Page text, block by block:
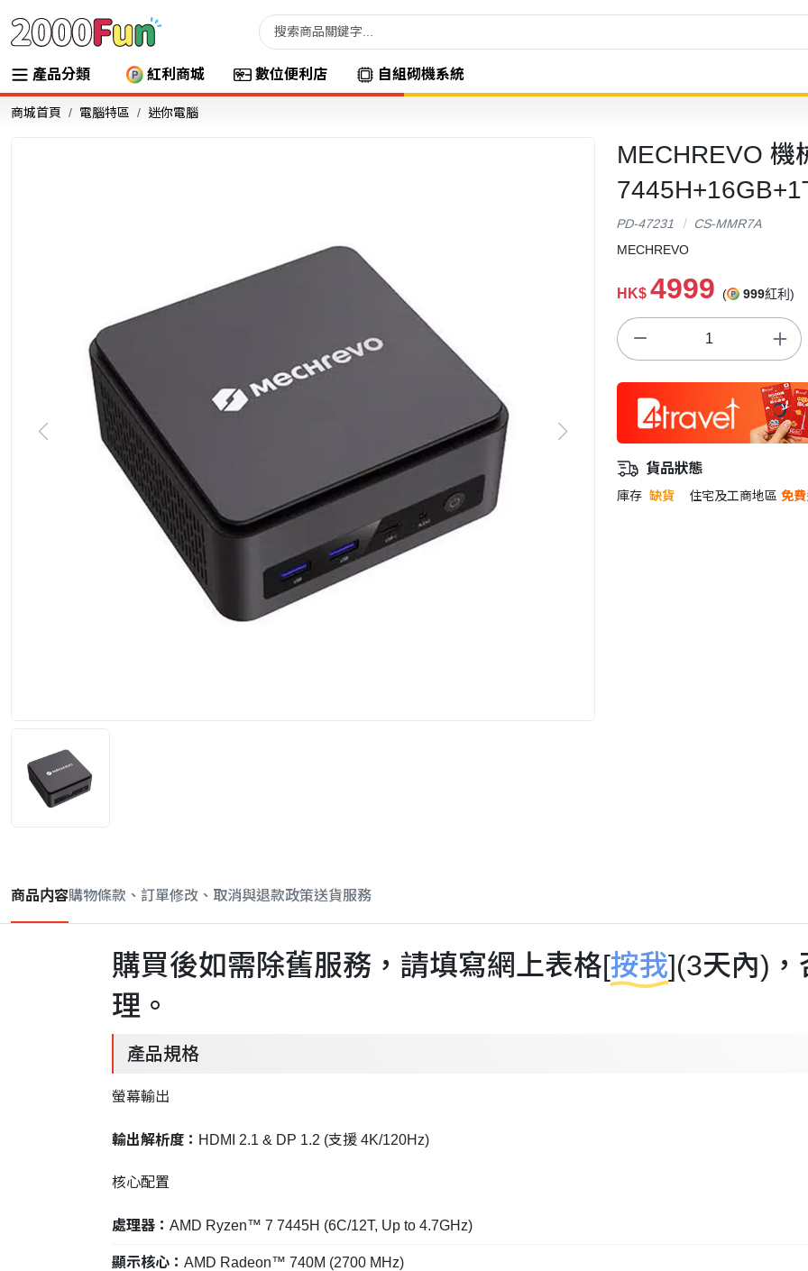
產品分類 紅利商城 數位便利店 自組砌機系統
商城首頁 電腦特區 迷你電腦
MECHREVO 機
PD-47231
CS-MMR7A
MECHREVO
HK$ 4999 ( 999紅利)
貨品狀態
庫存 缺貨 住宅及工商地區 免
商品内容購物條款、訂單修改、取消與退款政策送貨服務
購買後如需除舊服務，請填寫網上表格[按我](3天內)，
理。
產品規格
螢幕輸出
輸出解析度： HDMI 2.1 & DP 1.2 (支援 4K/120Hz)
核心配置
處理器： AMD Ryzen™ 7 7445H (6C/12T, Up to 4.7GHz)
顯示核心： AMD Radeon™ 740M (2700 MHz)